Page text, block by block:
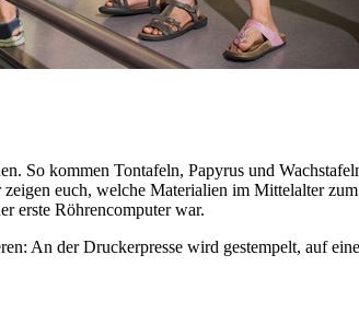
So kommen Tontafeln, Papyrus und
euch, welche Materialien im Mittelalter
erste Röhrencomputer war.
An der Druckerpresse wird gestempelt, auf